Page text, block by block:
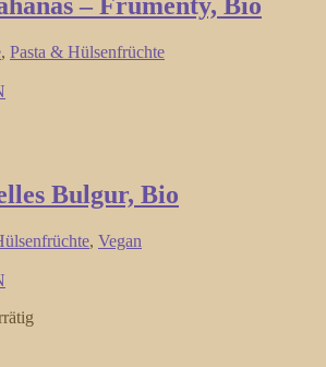
– Frumenty, Bio
, Pasta & Hülsenfrüchte
Bulgur, Bio
, Vegan